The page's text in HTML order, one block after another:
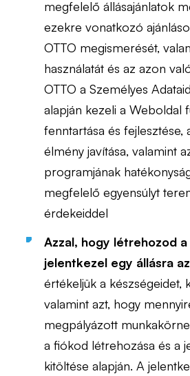
megfelelő állásajánlatok
ezekre vonatkozó
OTTO megismerését,
használatát és az azon
OTTO a Személyes
alapján kezeli a Weboldal
fenntartása és fejlesztése,
élmény javítása, valamint
programjának
megfelelő egyensúlyt
érdekeiddel
Azzal, hogy létrehozod
jelentkezel egy állásra
értékeljük a készségeidet,
valamint azt, hogy
megpályázott
a fiókod létrehozása és a
kitöltése alapján. A